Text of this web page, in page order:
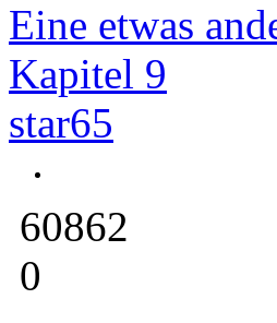
Eine etwas
Kapitel 9
star65
60862
0